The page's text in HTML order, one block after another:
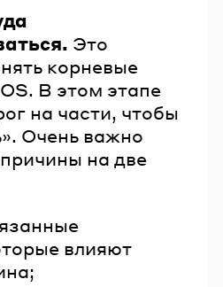
Это
корневые
В этом этапе
на части, чтобы
Очень важно
на две
влияют